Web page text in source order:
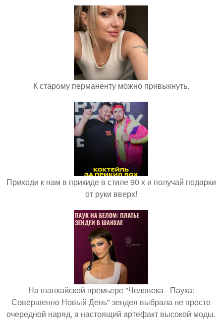
К старому перманенту можно привыкнуть.
Приходи к нам в прикиде в стиле 90 х и получай подарки
от руки вверх!
На шанхайской премьере "Человека - Паука:
Совершенно Новый День" зендея выбрала не просто
очередной наряд, а настоящий артефакт высокой моды.